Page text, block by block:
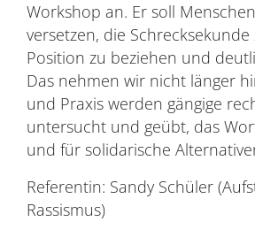
Workshop an. Er soll
versetzen, die
Position zu beziehen und
Das nehmen wir nicht länger
und Praxis werden gängige
untersucht und geübt, das
und für solidarische
Referentin: Sandy Schüler
Rassismus)